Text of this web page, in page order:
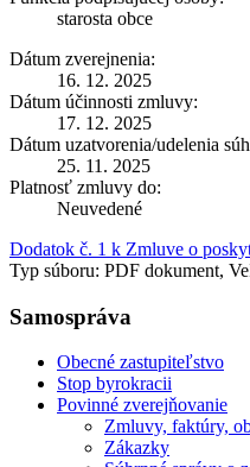
starosta obce
Dátum zverejnenia:
16. 12. 2025
Dátum účinnosti zmluvy:
17. 12. 2025
Dátum uzatvorenia/udelenia
25. 11. 2025
Platnosť zmluvy do:
Neuvedené
Dodatok č. 1 k Zmluve o
Typ súboru: PDF dokument,
Samospráva
Obecné zastupiteľstvo
Stop byrokracii
Povinné zverejňovanie
Zmluvy, faktúry,
Zákazky